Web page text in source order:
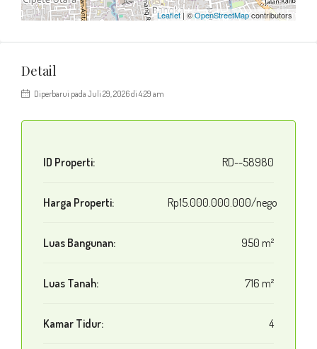
Leaflet| ©OpenStreetMapcontributors
Detail
Diperbarui pada Juli 29, 2026 di 4:29 am
ID Properti: RD--58980
Harga Properti: Rp15.000.000.000/nego
Luas Bangunan: 950 m²
Luas Tanah: 716 m²
Kamar Tidur: 4